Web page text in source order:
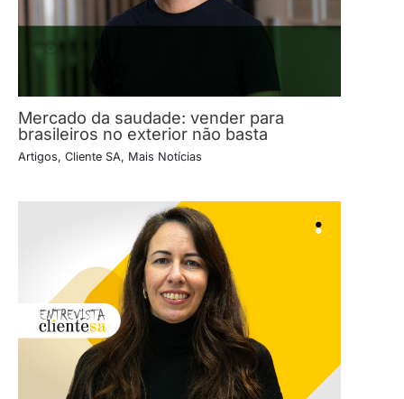
Mercado da saudade: vender para
brasileiros no exterior não basta
Artigos, Cliente SA, Mais Notícias